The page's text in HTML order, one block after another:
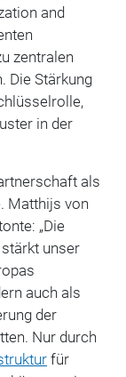
and
zentralen
Die Stärkung
in der
als
Matthijs von
„Die
unser
auch als
der
Nur durch
für